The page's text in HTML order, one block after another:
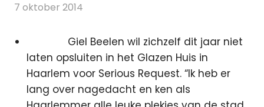
7 oktober 2014
Giel Beelen wil zichzelf dit jaar niet
laten opsluiten in het Glazen Huis in
Haarlem voor Serious Request. “Ik heb er
lang over nagedacht en ken als